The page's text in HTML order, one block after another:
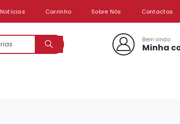
Notícias Carrinho Sobre Nós Contactos
Bem vindo
Minha